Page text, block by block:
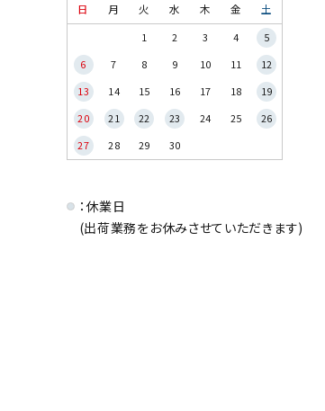
日 月 火 水 木 金 土
1 2 3 4
5
6
7 8 9 10 11
12
13
14 15 16 17 18
19
20
21 22 23 24 25
26
27
28 29 30
：休業日
(出荷業務をお休みさせていただきます)